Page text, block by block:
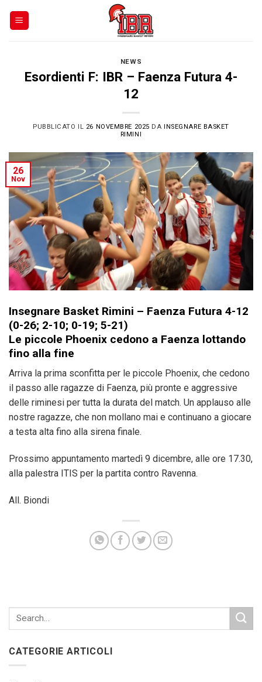
NEWS
Esordienti F: IBR – Faenza Futura 4-
12
PUBBLICATO IL 26 NOVEMBRE 2025 DAINSEGNARE BASKET
RIMINI
26
Nov
Insegnare Basket Rimini – Faenza Futura 4-12
(0-26; 2-10; 0-19; 5-21)
Le piccole Phoenix cedono a Faenza lottando
fino alla fine
Arriva la prima sconfitta per le piccole Phoenix, che cedono
il passo alle ragazze di Faenza, più pronte e aggressive
delle riminesi per tutta la durata del match. Un applauso alle
nostre ragazze, che non mollano mai e continuano a giocare
a testa alta fino alla sirena finale.
Prossimo appuntamento martedì 9 dicembre, alle ore 17.30,
alla palestra ITIS per la partita contro Ravenna.
All. Biondi
CATEGORIE ARTICOLI